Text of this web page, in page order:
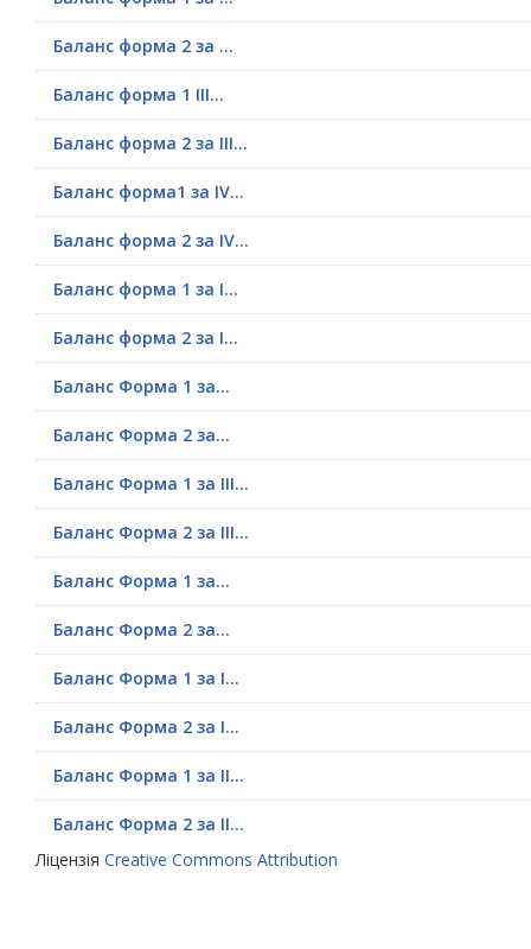
Баланс форма 2 за ...
Баланс форма 1 ІІІ...
Баланс форма 2 за ІІІ...
Баланс форма1 за IV...
Баланс форма 2 за ІV...
Баланс форма 1 за І...
Баланс форма 2 за І...
Баланс Форма 1 за...
Баланс Форма 2 за...
Баланс Форма 1 за ІІІ...
Баланс Форма 2 за ІІІ...
Баланс Форма 1 за...
Баланс Форма 2 за...
Баланс Форма 1 за І...
Баланс Форма 2 за І...
Баланс Форма 1 за ІІ...
Баланс Форма 2 за ІІ...
Ліцензія Creative Commons Attribution